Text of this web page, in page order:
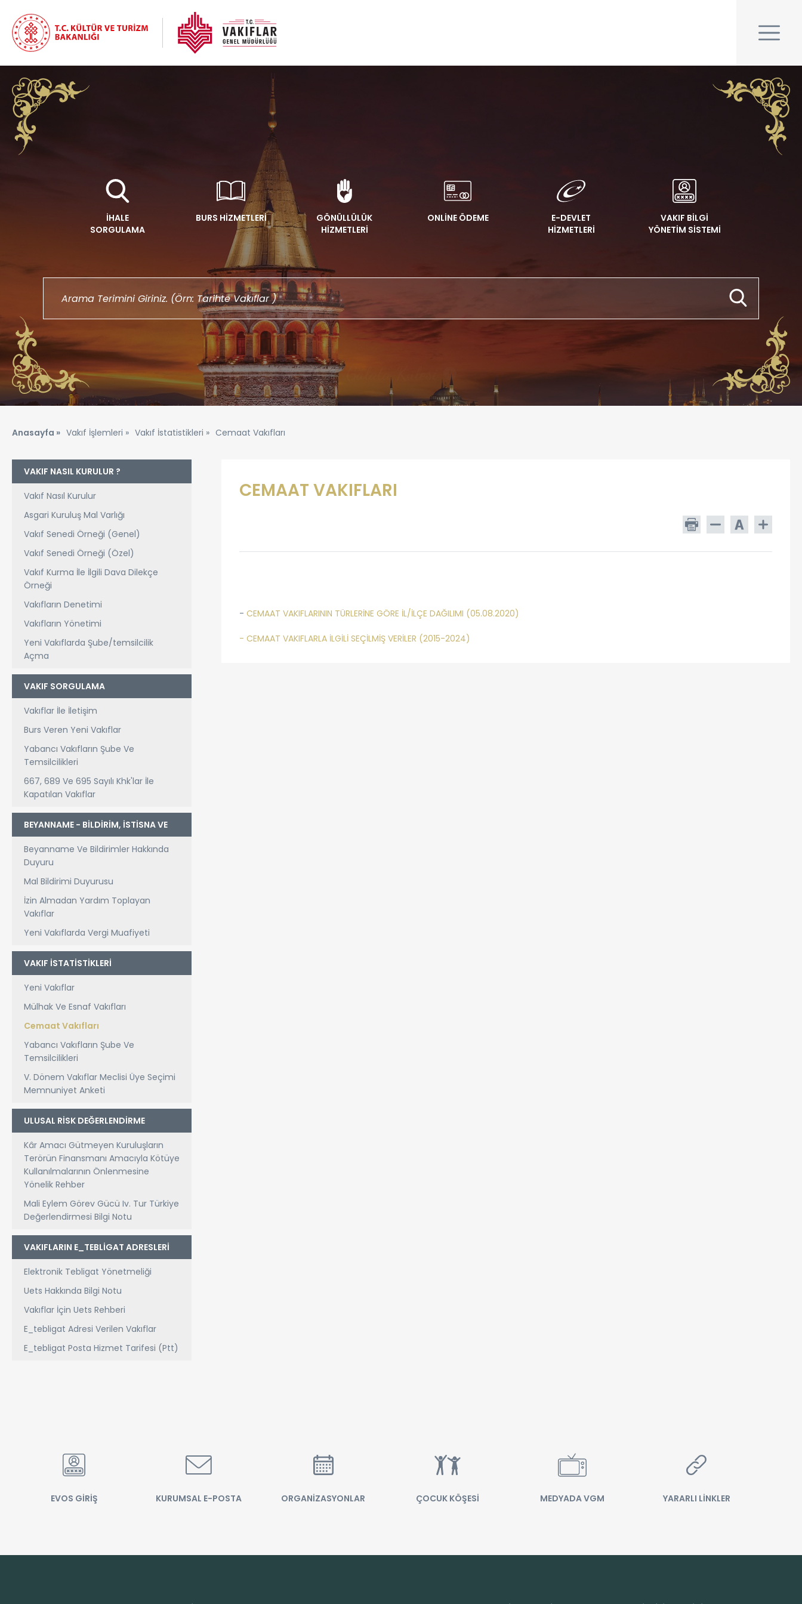
İHALE
SORGULAMA
BURS HİZMETLERİ
GÖNÜLLÜLÜK
HİZMETLERİ
ONLİNE ÖDEME
E-DEVLET
HİZMETLERİ
VAKIF BİLGİ
YÖNETİM SİSTEMİ
Anasayfa » Vakıf İşlemleri » Vakıf İstatistikleri » Cemaat Vakıfları
VAKIF NASIL KURULUR ?
Vakıf Nasıl Kurulur
Asgari Kuruluş Mal Varlığı
Vakıf Senedi Örneği (Genel)
Vakıf Senedi Örneği (Özel)
Vakıf Kurma İle İlgili Dava Dilekçe
Örneği
Vakıfların Denetimi
Vakıfların Yönetimi
Yeni Vakıflarda Şube/temsilcilik
Açma
VAKIF SORGULAMA
Vakıflar İle İletişim
Burs Veren Yeni Vakıflar
Yabancı Vakıfların Şube Ve
Temsilcilikleri
667, 689 Ve 695 Sayılı Khk'lar İle
Kapatılan Vakıflar
BEYANNAME - BİLDİRİM, İSTİSNA VE
MUAFİYETLER
Beyanname Ve Bildirimler Hakkında
Duyuru
Mal Bildirimi Duyurusu
İzin Almadan Yardım Toplayan
Vakıflar
Yeni Vakıflarda Vergi Muafiyeti
VAKIF İSTATİSTİKLERİ
Yeni Vakıflar
Mülhak Ve Esnaf Vakıfları
Cemaat Vakıfları
Yabancı Vakıfların Şube Ve
Temsilcilikleri
V. Dönem Vakıflar Meclisi Üye Seçimi
Memnuniyet Anketi
ULUSAL RİSK DEĞERLENDİRME
PROJESİ (MASAK)
Kâr Amacı Gütmeyen Kuruluşların
Terörün Finansmanı Amacıyla Kötüye
Kullanılmalarının Önlenmesine
Yönelik Rehber
Mali Eylem Görev Gücü Iv. Tur Türkiye
Değerlendirmesi Bilgi Notu
VAKIFLARIN E_TEBLİGAT ADRESLERİ
Elektronik Tebligat Yönetmeliği
Uets Hakkında Bilgi Notu
Vakıflar İçin Uets Rehberi
E_tebligat Adresi Verilen Vakıflar
E_tebligat Posta Hizmet Tarifesi (Ptt)
CEMAAT VAKIFLARI
- CEMAAT VAKIFLARININ TÜRLERİNE GÖRE İL/İLÇE DAĞILIMI (05.08.2020)
- CEMAAT VAKIFLARLA İLGİLİ SEÇİLMİŞ VERİLER (2015-2024)
EVOS GİRİŞ KURUMSAL E-POSTA ORGANİZASYONLAR ÇOCUK KÖŞESİ MEDYADA VGM YARARLI LİNKLER